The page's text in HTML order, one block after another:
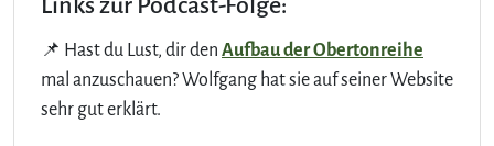
Links zur Podcast-Folge:
📌 Hast du Lust, dir den Aufbau der Obertonreihe
mal anzuschauen? Wolfgang hat sie auf seiner Website
sehr gut erklärt.